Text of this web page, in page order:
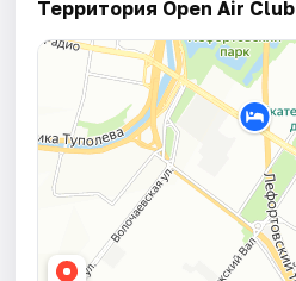
Территория Open Air Club